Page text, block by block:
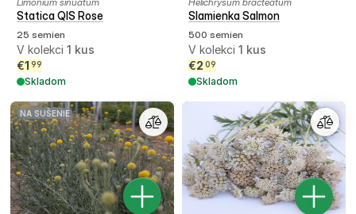
Statica QIS Rose
25 semien
V kolekci 1 kus
€1 99
Skladom
Slamienka Salmon
500 semien
V kolekci 1 kus
€2 09
Skladom
NA SUŠENIE